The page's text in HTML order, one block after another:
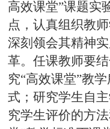
高效课堂”课题实
点，认真组织教
深刻领会其精神
革。任课教师要
究“高效课堂”教
式；研究学生自
究学生评价的方